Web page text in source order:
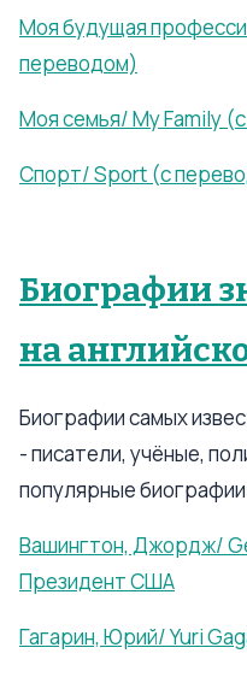
Моя будущая
переводом)
Моя семья/ My Family
Спорт/ Sport (с
Биографии
на
Биографии самых
- писатели, учёные,
популярные
Вашингтон, Джордж/
Президент США
Гагарин, Юрий/ Yuri